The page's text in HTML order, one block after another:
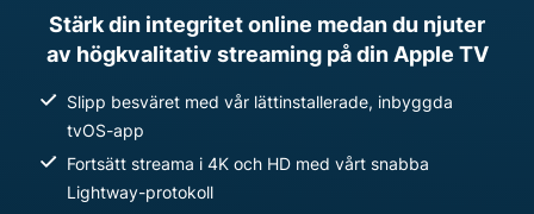
Stärk din integritet online medan du njuter
av högkvalitativ streaming på din Apple TV
Slipp besväret med vår lättinstallerade, inbyggda
tvOS-app
Fortsätt streama i 4K och HD med vårt snabba
Lightway-protokoll